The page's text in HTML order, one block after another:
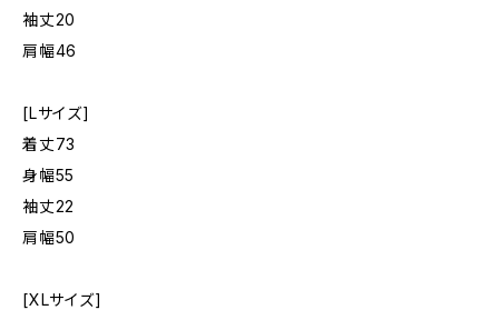
袖丈20
肩幅46
[Lサイズ]
着丈73
身幅55
袖丈22
肩幅50
[XLサイズ]